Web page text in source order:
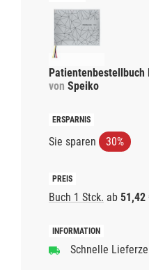
Patientenbestellbuch
von Speiko
Sie sparen 30%
Buch 1 Stck. ab 51,42
Schnelle